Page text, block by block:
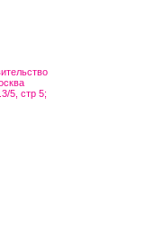
5, стр 5;